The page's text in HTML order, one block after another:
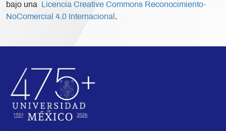
bajo una
Licencia Creative Commons Reconocimiento-
NoComercial 4.0 Internacional .